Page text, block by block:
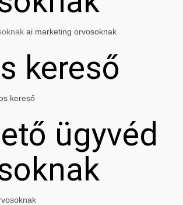
ai marketing orvosoknak
kereső
kereső
ügyvéd